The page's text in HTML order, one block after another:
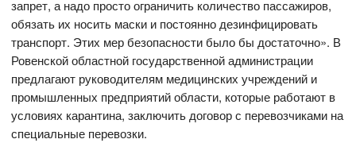
запрет, а надо просто ограничить количество пассажиров,
обязать их носить маски и постоянно дезинфицировать
транспорт. Этих мер безопасности было бы достаточно». В
Ровенской областной государственной администрации
предлагают руководителям медицинских учреждений и
промышленных предприятий области, которые работают в
условиях карантина, заключить договор с перевозчиками на
специальные перевозки.